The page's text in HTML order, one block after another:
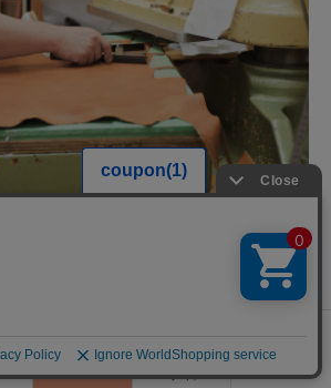
都台東区雷門1-1-11
Taito-ku, Tokyo, 111-
会員登録
ログイン